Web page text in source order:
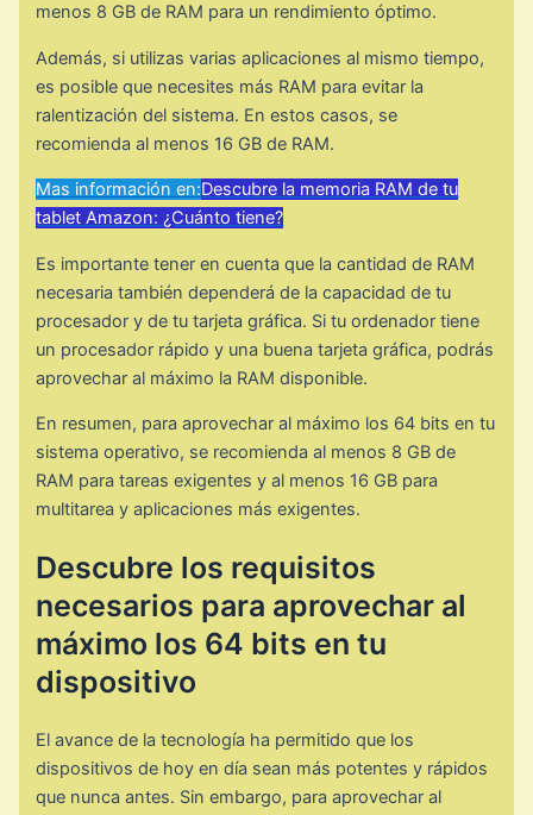
menos 8 GB de RAM para un rendimiento óptimo.
Además, si utilizas varias aplicaciones al mismo tiempo,
es posible que necesites más RAM para evitar la
ralentización del sistema. En estos casos, se
recomienda al menos 16 GB de RAM.
Mas información en:Descubre la memoria RAM de tu
tablet Amazon: ¿Cuánto tiene?
Es importante tener en cuenta que la cantidad de RAM
necesaria también dependerá de la capacidad de tu
procesador y de tu tarjeta gráfica. Si tu ordenador tiene
un procesador rápido y una buena tarjeta gráfica, podrás
aprovechar al máximo la RAM disponible.
En resumen, para aprovechar al máximo los 64 bits en tu
sistema operativo, se recomienda al menos 8 GB de
RAM para tareas exigentes y al menos 16 GB para
multitarea y aplicaciones más exigentes.
Descubre los requisitos
necesarios para aprovechar al
máximo los 64 bits en tu
dispositivo
El avance de la tecnología ha permitido que los
dispositivos de hoy en día sean más potentes y rápidos
que nunca antes. Sin embargo, para aprovechar al